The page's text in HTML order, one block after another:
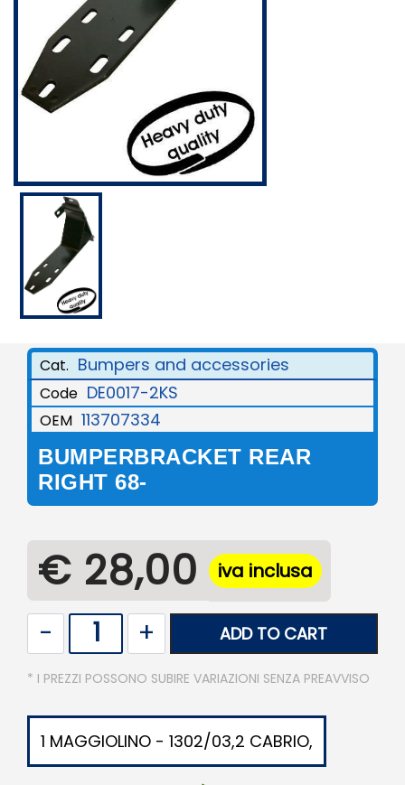
Cat. Bumpers and accessories
Code DE0017-2KS
OEM 113707334
BUMPERBRACKET REAR
RIGHT 68-
€ 28,00 iva inclusa
Quantity
ADD TO CART
* I PREZZI POSSONO SUBIRE VARIAZIONI SENZA PREAVVISO
1 MAGGIOLINO - 1302/03,2 CABRIO,